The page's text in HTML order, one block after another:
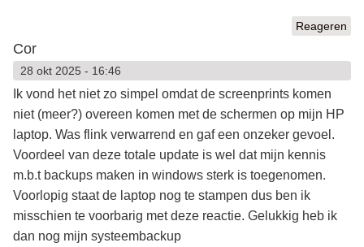
Reageren
Cor
28 okt 2025 - 16:46
Ik vond het niet zo simpel omdat de screenprints komen
niet (meer?) overeen komen met de schermen op mijn HP
laptop. Was flink verwarrend en gaf een onzeker gevoel.
Voordeel van deze totale update is wel dat mijn kennis
m.b.t backups maken in windows sterk is toegenomen.
Voorlopig staat de laptop nog te stampen dus ben ik
misschien te voorbarig met deze reactie. Gelukkig heb ik
dan nog mijn systeembackup